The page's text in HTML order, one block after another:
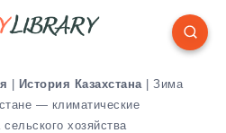
| История Казахстана | Зима
— климатические
хозяйства